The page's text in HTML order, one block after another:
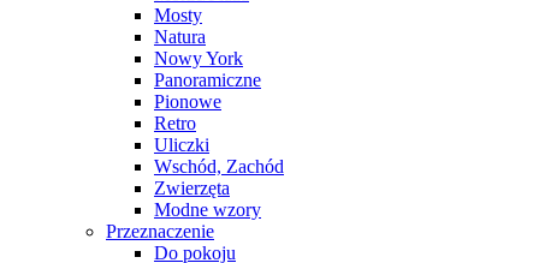
Mosty
Natura
Nowy York
Panoramiczne
Pionowe
Retro
Uliczki
Wschód, Zachód
Zwierzęta
Modne wzory
Przeznaczenie
Do pokoju